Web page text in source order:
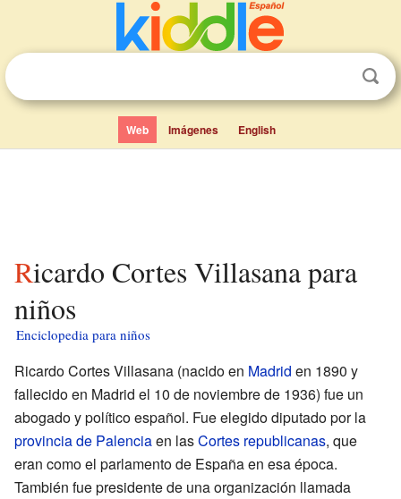
Web Imágenes English
Ricardo Cortes Villasana para
niños
Enciclopedia para niños
Ricardo Cortes Villasana (nacido en Madrid en 1890 y
fallecido en Madrid el 10 de noviembre de 1936) fue un
abogado y político español. Fue elegido diputado por la
provincia de Palenciaen lasCortes republicanas, que
eran como el parlamento de España en esa época.
También fue presidente de una organización llamada